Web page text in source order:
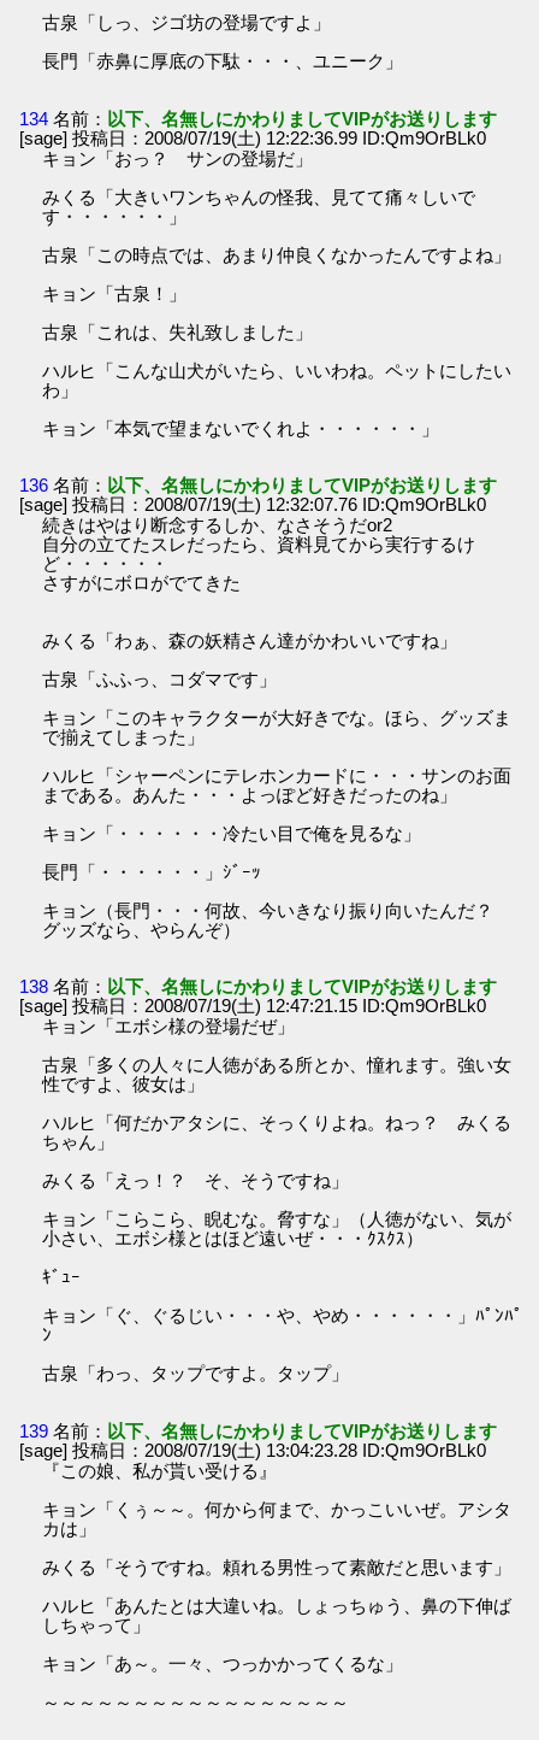
古泉「しっ、ジゴ坊の登場ですよ」
長門「赤鼻に厚底の下駄・・・、ユニーク」
134 名前： 以下、名無しにかわりましてVIPがお送りします
[sage] 投稿日：2008/07/19(土) 12:22:36.99 ID:Qm9OrBLk0
キョン「おっ？ サンの登場だ」
みくる「大きいワンちゃんの怪我、見てて痛々しいで
す・・・・・・」
古泉「この時点では、あまり仲良くなかったんですよね」
キョン「古泉！」
古泉「これは、失礼致しました」
ハルヒ「こんな山犬がいたら、いいわね。ペットにしたい
わ」
キョン「本気で望まないでくれよ・・・・・・」
136 名前： 以下、名無しにかわりましてVIPがお送りします
[sage] 投稿日：2008/07/19(土) 12:32:07.76 ID:Qm9OrBLk0
続きはやはり断念するしか、なさそうだor2
自分の立てたスレだったら、資料見てから実行するけ
ど・・・・・・
さすがにボロがでてきた
みくる「わぁ、森の妖精さん達がかわいいですね」
古泉「ふふっ、コダマです」
キョン「このキャラクターが大好きでな。ほら、グッズま
で揃えてしまった」
ハルヒ「シャーペンにテレホンカードに・・・サンのお面
まである。あんた・・・よっぽど好きだったのね」
キョン「・・・・・・冷たい目で俺を見るな」
長門「・・・・・・」ｼﾞｰｯ
キョン（長門・・・何故、今いきなり振り向いたんだ？
グッズなら、やらんぞ）
138 名前： 以下、名無しにかわりましてVIPがお送りします
[sage] 投稿日：2008/07/19(土) 12:47:21.15 ID:Qm9OrBLk0
キョン「エボシ様の登場だぜ」
古泉「多くの人々に人徳がある所とか、憧れます。強い女
性ですよ、彼女は」
ハルヒ「何だかアタシに、そっくりよね。ねっ？ みくる
ちゃん」
みくる「えっ！？ そ、そうですね」
キョン「こらこら、睨むな。脅すな」（人徳がない、気が
小さい、エボシ様とはほど遠いぜ・・・ｸｽｸｽ）
ｷﾞｭｰ
キョン「ぐ、ぐるじい・・・や、やめ・・・・・・」ﾊﾟﾝﾊﾟ
ﾝ
古泉「わっ、タップですよ。タップ」
139 名前： 以下、名無しにかわりましてVIPがお送りします
[sage] 投稿日：2008/07/19(土) 13:04:23.28 ID:Qm9OrBLk0
『この娘、私が貰い受ける』
キョン「くぅ～～。何から何まで、かっこいいぜ。アシタ
カは」
みくる「そうですね。頼れる男性って素敵だと思います」
ハルヒ「あんたとは大違いね。しょっちゅう、鼻の下伸ば
しちゃって」
キョン「あ～。一々、つっかかってくるな」
～～～～～～～～～～～～～～～～～